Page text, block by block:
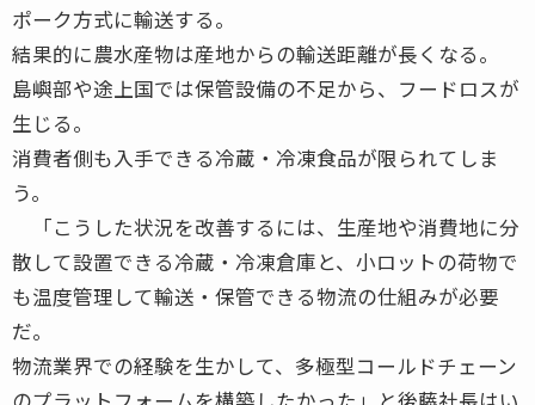
ポーク方式に輸送する。
結果的に農水産物は産地からの輸送距離が長くなる。
島嶼部や途上国では保管設備の不足から、フードロスが
生じる。
消費者側も入手できる冷蔵・冷凍食品が限られてしま
う。
「こうした状況を改善するには、生産地や消費地に分
散して設置できる冷蔵・冷凍倉庫と、小ロットの荷物で
も温度管理して輸送・保管できる物流の仕組みが必要
だ。
物流業界での経験を生かして、多極型コールドチェーン